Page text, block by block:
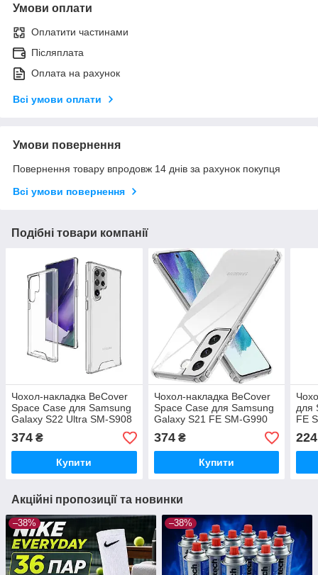
Умови оплати
Оплатити частинами
Післяплата
Оплата на рахунок
Всі умови оплати
Умови повернення
Повернення товару впродовж 14 днів за рахунок покупця
Всі умови повернення
Подібні товари компанії
Чохол-накладка BeCover
Space Case для Samsung
Galaxy S22 Ultra SM-S908
Прозорий, полікарбонат
374 ₴
Купити
Чохол-накладка BeCover
Space Case для Samsung
Galaxy S21 FE SM-G990
Transparancy (709354)
374₴
Купити
для
FE
224
Акційні пропозиції та новинки
–38% –38%